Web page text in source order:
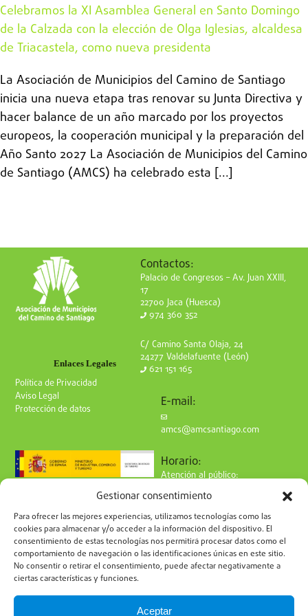
Gestionar consentimiento
Para ofrecer las mejores experiencias, utilizamos tecnologías como las
cookies para almacenar y/o acceder a la información del dispositivo. El
consentimiento de estas tecnologías nos permitirá procesar datos como el
comportamiento de navegación o las identificaciones únicas en este sitio.
No consentir o retirar el consentimiento, puede afectar negativamente a
ciertas características y funciones.
Aceptar
Celebramos la XI Asamblea General en Santo Domingo
de la Calzada con la elección de Olga Iglesias, alcaldesa
de Triacastela, como nueva presidenta
La Asociación de Municipios del Camino de Santiago
inicia una nueva etapa tras renovar su Junta Directiva y
hacer balance de un año marcado por los proyectos
europeos, la cooperación municipal y la preparación del
Año Santo 2027 La Asociación de Municipios del Camino
de Santiago (AMCS) ha celebrado esta [...]
Enlaces Legales
Política de Privacidad
Aviso Legal
Protección de datos
Contactos:
Palacio de Congresos – Av. Juan XXIII,
17
22700 Jaca (Huesca)
974 360 352
C/ Camino Santa Olaja, 24
24277 Valdelafuente (León)
621 151 165
E-mail:
amcs@amcsantiago.com
Horario:
Atención al público:
de 9 a 15h
Síguenos en redes:
Suscríbete a nuestro boletín